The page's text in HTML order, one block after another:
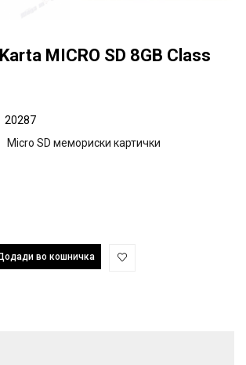
MICRO SD 8GB Class
20287
Micro SD мемориски картички
во кошничка